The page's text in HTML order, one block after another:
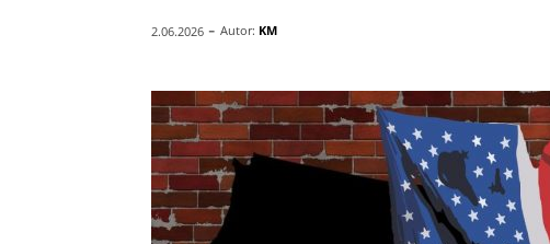
2.06.2026 - Autor: KM